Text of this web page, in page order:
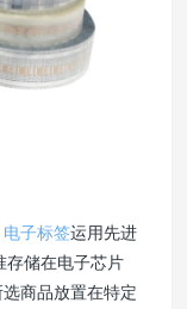
电子标签运用先进
存储在电子芯片
商品放置在特定